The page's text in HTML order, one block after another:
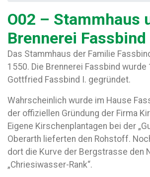
O02 – Stammhaus
Brennerei Fassbind
Das Stammhaus der Familie
1550. Die Brennerei Fassbind wurde
Gottfried Fassbind I. gegründet.
Wahrscheinlich wurde im Hause
der offiziellen Gründung der Firma
Eigene Kirschenplantagen bei der
Oberarth lieferten den Rohstoff.
dort die Kurve der Bergstrasse den
„Chriesiwasser-Rank“.